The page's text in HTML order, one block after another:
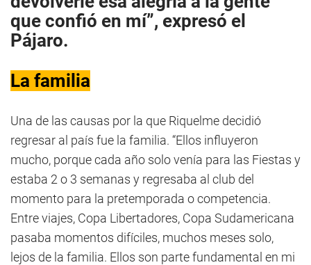
que confió en mí”, expresó el
Pájaro.
La familia
Una de las causas por la que Riquelme decidió
regresar al país fue la familia. “Ellos influyeron
mucho, porque cada año solo venía para las Fiestas y
estaba 2 o 3 semanas y regresaba al club del
momento para la pretemporada o competencia.
Entre viajes, Copa Libertadores, Copa Sudamericana
pasaba momentos difíciles, muchos meses solo,
lejos de la familia. Ellos son parte fundamental en mi